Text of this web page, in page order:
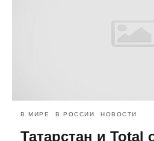
В МИРЕ В РОССИИ НОВОСТИ
Татарстан и Total